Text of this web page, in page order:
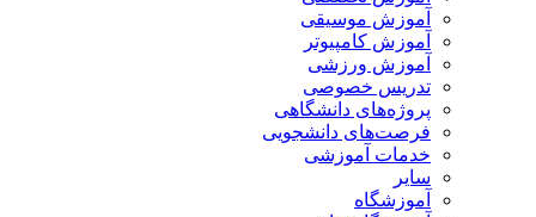
آموزش موسیقی
آموزش کامپیوتر
آموزش ورزشی
تدریس خصوصی
پروژه‌های دانشگاهی
فرصت‌های دانشجویی
خدمات آموزشی
سایر
آموزشگاه